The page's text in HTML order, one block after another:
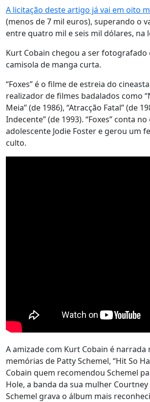
A licitação deste artigo já vai em oito
(menos de 7 mil euros), superando o
entre quatro mil e seis mil dólares, na
Kurt Cobain chegou a ser fotografado
camisola de manga curta.
“Foxes” é o filme de estreia do
realizador de filmes badalados como
Meia” (de 1986), “Atracção Fatal” (de
Indecente” (de 1993). “Foxes” conta
adolescente Jodie Foster e gerou um
culto.
A amizade com Kurt Cobain é narrada
memórias de Patty Schemel, “Hit So
Cobain quem recomendou Schemel
Hole, a banda da sua mulher Courtney
Schemel grava o álbum mais